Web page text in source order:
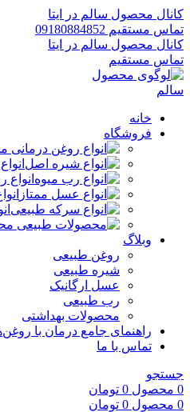
کانال محصول سالم در ایتا
تماس مستقیم 09180884852
کانال محصول سالم در ایتا
تماس مستقیم
خانه
فروشگاه
وبلاگ
روغن طبیعی
شیره طبیعی
عسل ارگانیک
رب طبیعی
محصولات بهداشتی
راهنمای جامع درمان با
تماس با ما
جستجو
0 محصول 0 تومان
0 محصول 0 تومان